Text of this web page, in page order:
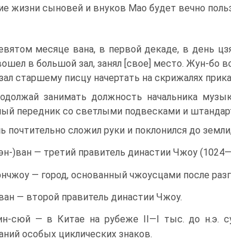
жизни сыновей и внуков Мао будет вечно
месяце вана, в первой декаде, в день
в большой зал, занял [свое] место. Жун-бо
старшему писцу начертать на скрижалях
занимать должность начальника
передник со светлы­ми подвесками и
почтительно сложил руки и поклонился до
)ван — третий правитель династии Чжоу
— город, основанный чжоусцами после
— второй правитель династии Чжоу.
сюй — в Китае на рубеже II—I тыс. до н.э.
особых циклических знаков.